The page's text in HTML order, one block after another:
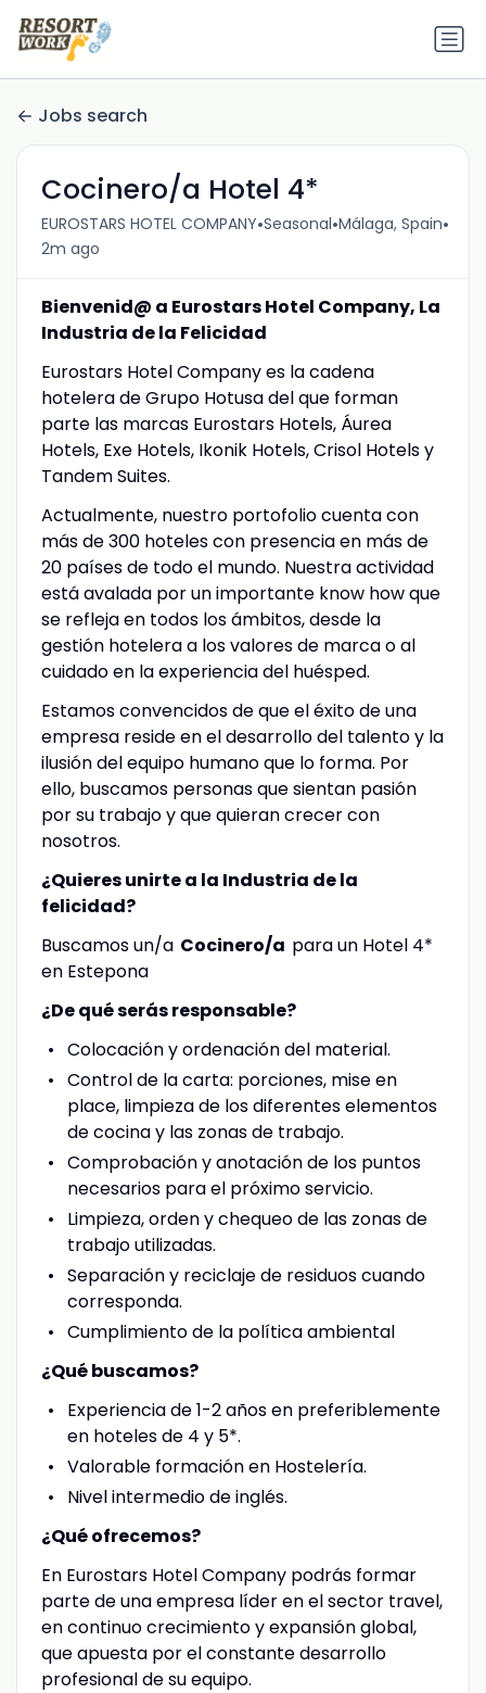
Jobs search
Cocinero/a Hotel 4*
EUROSTARS HOTEL COMPANY•Seasonal•Málaga, Spain•
2m ago
Bienvenid@ a Eurostars Hotel Company, La
Industria de la Felicidad
Eurostars Hotel Company es la cadena
hotelera de Grupo Hotusa del que forman
parte las marcas Eurostars Hotels, Áurea
Hotels, Exe Hotels, Ikonik Hotels, Crisol Hotels y
Tandem Suites.
Actualmente, nuestro portofolio cuenta con
más de 300 hoteles con presencia en más de
20 países de todo el mundo. Nuestra actividad
está avalada por un importante know how que
se refleja en todos los ámbitos, desde la
gestión hotelera a los valores de marca o al
cuidado en la experiencia del huésped.
Estamos convencidos de que el éxito de una
empresa reside en el desarrollo del talento y la
ilusión del equipo humano que lo forma. Por
ello, buscamos personas que sientan pasión
por su trabajo y que quieran crecer con
nosotros.
¿Quieres unirte a la Industria de la
felicidad?
Buscamos un/aCocinero/a para un Hotel 4*
en Estepona
¿De qué serás responsable?
Colocación y ordenación del material.
Control de la carta: porciones, mise en
place, limpieza de los diferentes elementos
de cocina y las zonas de trabajo.
Comprobación y anotación de los puntos
necesarios para el próximo servicio.
Limpieza, orden y chequeo de las zonas de
trabajo utilizadas.
Separación y reciclaje de residuos cuando
corresponda.
Cumplimiento de la política ambiental
¿Qué buscamos?
Experiencia de 1-2 años en preferiblemente
en hoteles de 4 y 5*.
Valorable formación en Hostelería.
Nivel intermedio de inglés.
¿Qué ofrecemos?
En Eurostars Hotel Company podrás formar
parte de una empresa líder en el sector travel,
en continuo crecimiento y expansión global,
que apuesta por el constante desarrollo
profesional de su equipo.